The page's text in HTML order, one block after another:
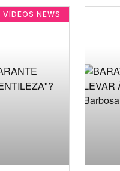
VÍDEOS NEWS